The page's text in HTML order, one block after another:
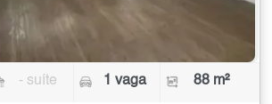
- suíte 1 vaga 88 m²